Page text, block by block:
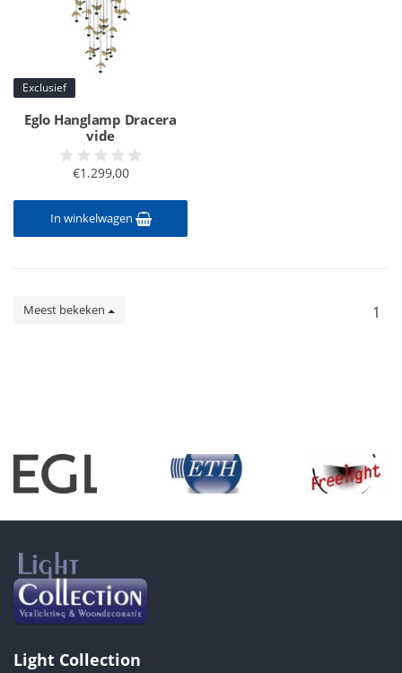
Exclusief
Eglo Hanglamp Dracera
vide
€1.299,00
In winkelwagen
Meest bekeken 1
Light Collection